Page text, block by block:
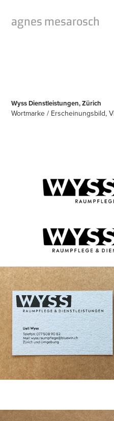
agnes mesarosch
Wyss Dienstleistungen, Zürich
Wortmarke / Erscheinungsbild,